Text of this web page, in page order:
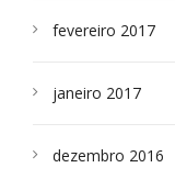
fevereiro 2017
janeiro 2017
dezembro 2016